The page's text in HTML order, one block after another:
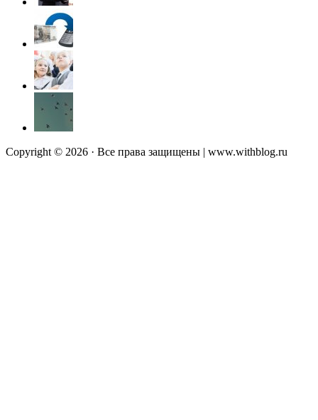
Copyright © 2026 · Все права защищены | www.withblog.ru